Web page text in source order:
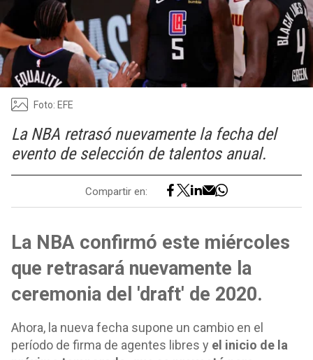
Foto: EFE
La NBA retrasó nuevamente la fecha del
evento de selección de talentos anual.
Compartir en:
La NBA confirmó este miércoles
que retrasará nuevamente la
ceremonia del 'draft' de 2020.
Ahora, la nueva fecha supone un cambio en el
período de firma de agentes libres y el inicio de la